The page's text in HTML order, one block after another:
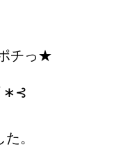
っ★
∗⊰
。